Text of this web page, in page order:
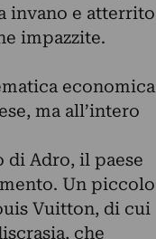
invano e atterrito
impazzite.
economica
ma all’intero
di Adro, il paese
Un piccolo
Vuitton, di cui
che